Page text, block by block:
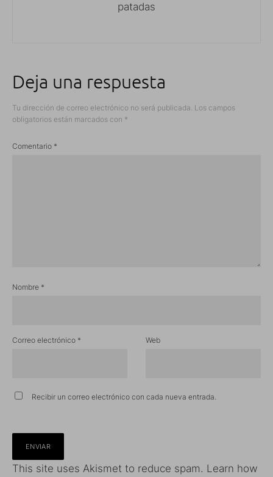
patadas
Deja una respuesta
Tu dirección de correo electrónico no será publicada. Los campos
obligatorios están marcados con *
Comentario *
Nombre *
Correo electrónico * Web
Recibir un correo electrónico con cada nueva entrada.
This site uses Akismet to reduce spam. Learn how